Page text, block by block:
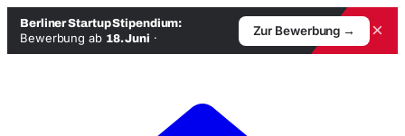
Berliner Startup Stipendium:
Bewerbung ab 18. Juni ·
Zur Bewerbung → ×